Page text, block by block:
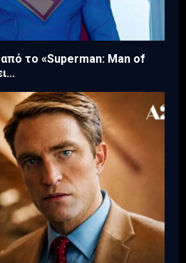
το «Superman: Man of